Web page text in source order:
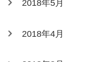
2018年5月
2018年4月